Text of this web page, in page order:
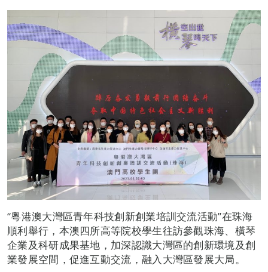
“粵港澳大灣區青年科技創新創業培訓交流活動”在珠海
順利舉行，本澳四所高等院校學生往訪參觀珠海、橫琴
企業及科研成果基地，加深認識大灣區的創新環境及創
業發展空間，促進互動交流，融入大灣區發展大局。